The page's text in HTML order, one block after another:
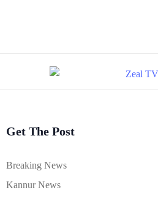
Get The Post
Breaking News
Kannur News